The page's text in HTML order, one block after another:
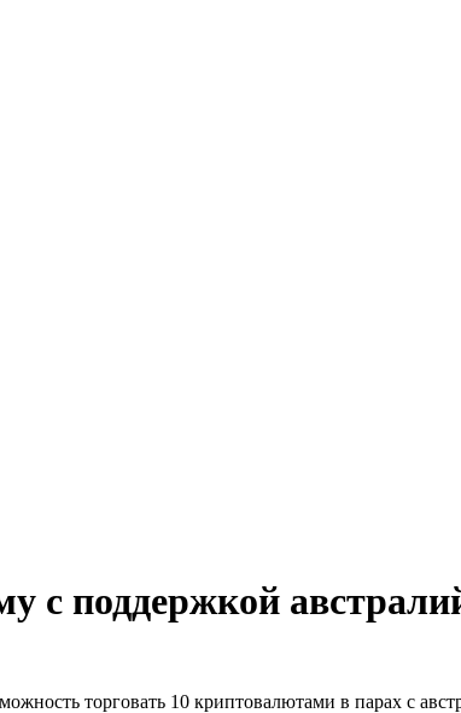
с поддержкой
торговать 10 криптовалютами в парах с